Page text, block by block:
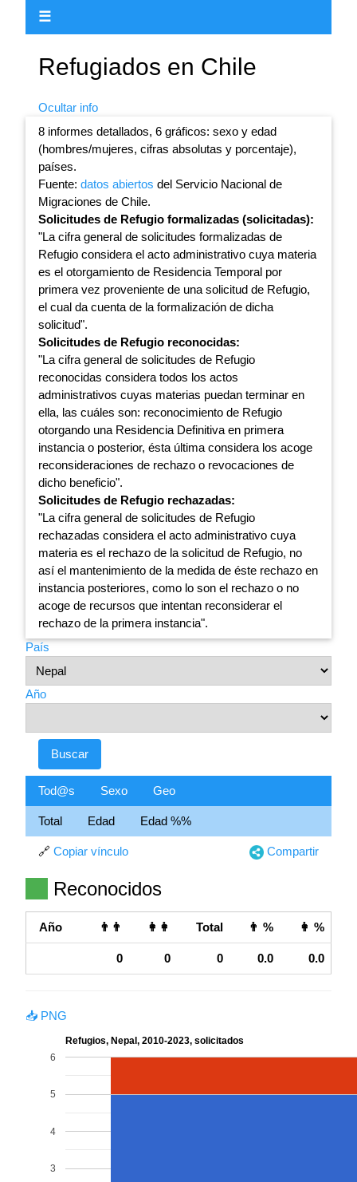
☰
Refugiados en Chile
Ocultar info
8 informes detallados, 6 gráficos: sexo y edad
(hombres/mujeres, cifras absolutas y porcentaje),
países.
Fuente: datos abiertos del Servicio Nacional de
Migraciones de Chile.
Solicitudes de Refugio formalizadas (solicitadas):
"La cifra general de solicitudes formalizadas de
Refugio considera el acto administrativo cuya materia
es el otorgamiento de Residencia Temporal por
primera vez proveniente de una solicitud de Refugio,
el cual da cuenta de la formalización de dicha
solicitud".
Solicitudes de Refugio reconocidas:
"La cifra general de solicitudes de Refugio
reconocidas considera todos los actos
administrativos cuyas materias puedan terminar en
ella, las cuáles son: reconocimiento de Refugio
otorgando una Residencia Definitiva en primera
instancia o posterior, ésta última considera los acoge
reconsideraciones de rechazo o revocaciones de
dicho beneficio".
Solicitudes de Refugio rechazadas:
"La cifra general de solicitudes de Refugio
rechazadas considera el acto administrativo cuya
materia es el rechazo de la solicitud de Refugio, no
así el mantenimiento de la medida de éste rechazo en
instancia posteriores, como lo son el rechazo o no
acoge de recursos que intentan reconsiderar el
rechazo de la primera instancia".
País
Año
Tod@s Sexo Geo
Total Edad Edad %%
🔗 Copiar vínculo Compartir
Reconocidos
Año 👨👨 👩👩 Total 👨 % 👩 %
0 0 0 0.0 0.0
📥 PNG
Refugios, Nepal, 2010-2023, solicitados
3
4
5
6